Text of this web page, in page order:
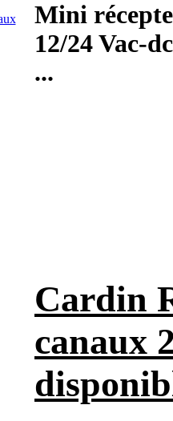
Mini
12/24 Vac-
...
Cardin
canaux